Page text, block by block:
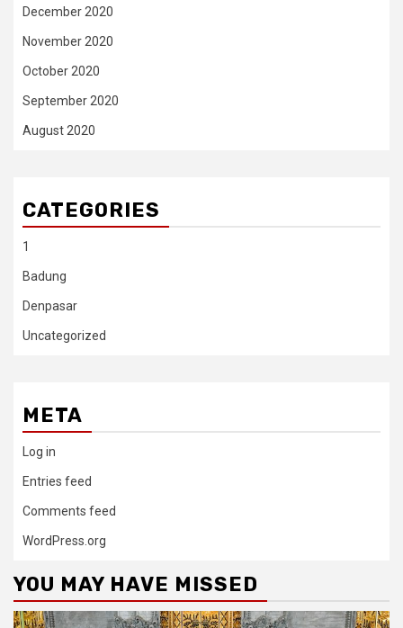
December 2020
November 2020
October 2020
September 2020
August 2020
CATEGORIES
1
Badung
Denpasar
Uncategorized
META
Log in
Entries feed
Comments feed
WordPress.org
YOU MAY HAVE MISSED